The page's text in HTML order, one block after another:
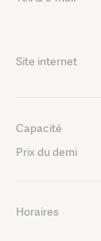
Site internet
Capacité
Prix du demi
Horaires